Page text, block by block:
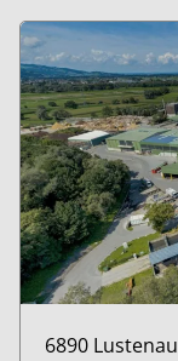
6890 Lustenau